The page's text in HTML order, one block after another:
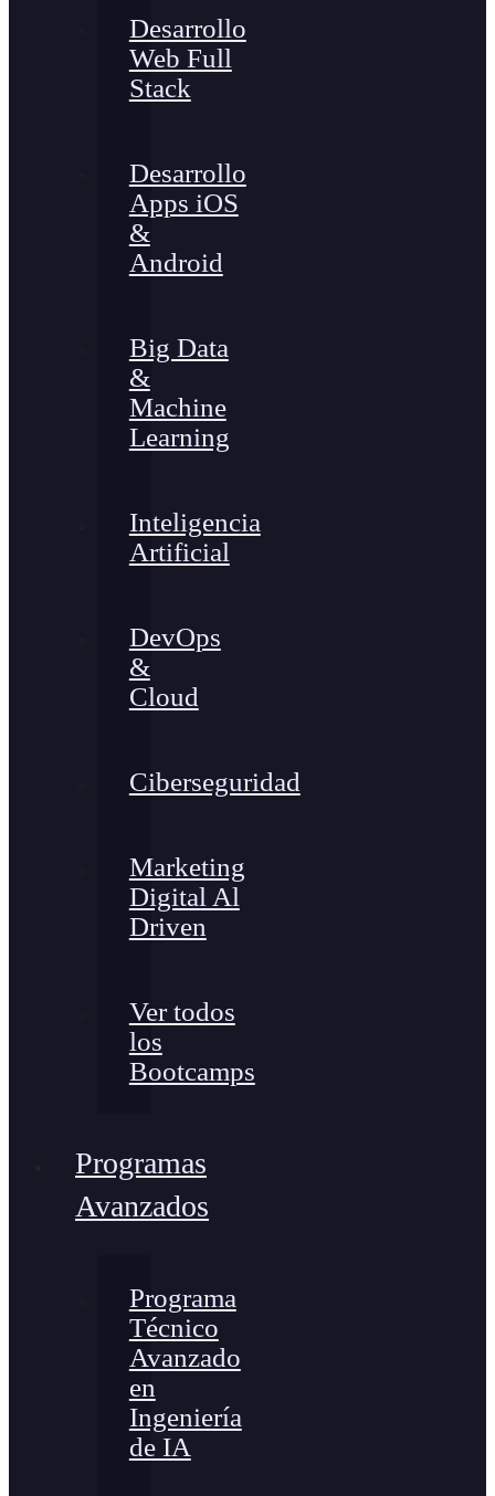
Desarrollo
Web Full
Stack
Desarrollo
Apps iOS
&
Android
Big Data
&
Machine
Learning
Inteligencia
Artificial
DevOps
&
Cloud
Ciberseguridad
Marketing
Digital Al
Driven
Ver todos
los
Bootcamps
Programas
Avanzados
Programa
Técnico
Avanzado
en
Ingeniería
de IA